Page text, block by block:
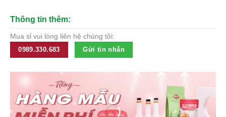
Thông tin thêm:
Mua sỉ vui lòng liên hệ chúng tôi:
0989.330.683
Gửi tin nhắn